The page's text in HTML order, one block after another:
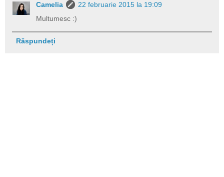
Camelia
22 februarie 2015 la 19:09
Multumesc :)
Răspundeți